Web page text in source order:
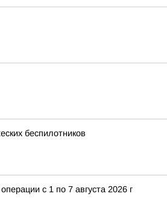
беспилотников
с 1 по 7 августа 2026 г